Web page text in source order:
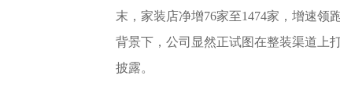
末，家装店净增76家至1474家，增速领
背景下，公司显然正试图在整装渠道上
披露。